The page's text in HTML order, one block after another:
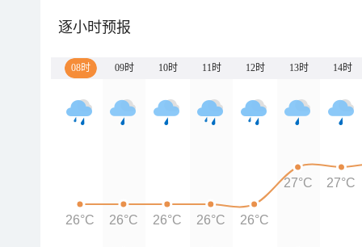
逐小时预报
08时 09时 10时 11时 12时 13时 14时
26°C 26°C 26°C 26°C 26°C
27°C 27°C